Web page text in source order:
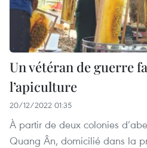
Un vétéran de guerre
l’apiculture
20/12/2022 01:35
À partir de deux colonies
Quang Ân, domicilié dans la